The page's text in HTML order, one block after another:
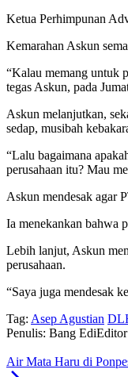
Ketua Perhimpunan
Kemarahan Askun
“Kalau memang untuk
tegas Askun, pada
Askun melanjutkan,
sedap, musibah
“Lalu bagaimana
perusahaan itu? Mau
Askun mendesak agar
Ia menekankan bahwa
Lebih lanjut, Askun
perusahaan.
“Saya juga mendesak
Tag: Asep Agustian
Penulis: Bang Edi
Air Mata Haru di